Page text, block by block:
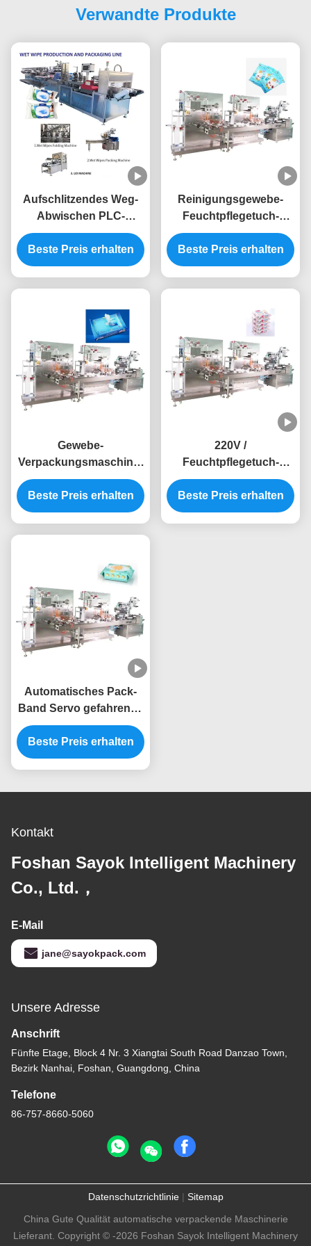
Verwandte Produkte
Aufschlitzendes Weg-
Abwischen PLC-
Steuer5, das Maschine
mit 1-jähriger Garantie
herstellt
Beste Preis erhalten
Reinigungsgewebe-
Feuchtpflegetuch-
Verpackungsmaschine,
die 220V automatisch
füllt
Beste Preis erhalten
Gewebe-
Verpackungsmaschine-
Hochgeschwindigkeits
Edelstahl 220V 50Hz
nasser automatisch
Beste Preis erhalten
220V /
Feuchtpflegetuch-
Verpackungsmaschine-
automatisches
mechanisches des
Beste Preis erhalten
Automatisches Pack-
Band Servo gefahrenes
kontrolliertes
Feuchtpflegetuch-
Maschinen-langlebiges
Beste Preis erhalten
Kontakt
Foshan Sayok Intelligent Machinery
Co., Ltd.，
E-Mail
jane@sayokpack.com
Unsere Adresse
Anschrift
Fünfte Etage, Block 4 Nr. 3 Xiangtai South Road Danzao Town,
Bezirk Nanhai, Foshan, Guangdong, China
Telefone
86-757-8660-5060
Datenschutzrichtlinie| Sitemap
China Gute Qualität automatische verpackende Maschinerie
Lieferant. Copyright © -2026 Foshan Sayok Intelligent Machinery